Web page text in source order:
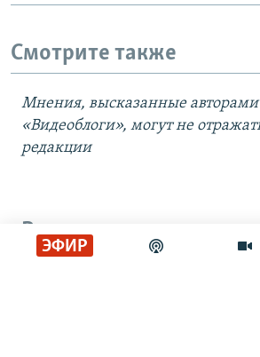
ЭФИР
Смотрите также
Мнения, высказанные авторами
«Видеоблоги», могут не
редакции
Все видео